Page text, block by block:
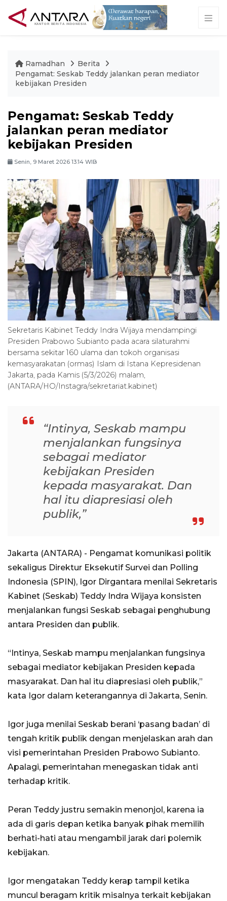
Ramadhan
Berita
Pengamat: Seskab Teddy jalankan peran mediator
kebijakan Presiden
Pengamat: Seskab Teddy
jalankan peran mediator
kebijakan Presiden
Senin, 9 Maret 2026 13:14 WIB
Sekretaris Kabinet Teddy Indra Wijaya mendampingi
Presiden Prabowo Subianto pada acara silaturahmi
bersama sekitar 160 ulama dan tokoh organisasi
kemasyarakatan (ormas) Islam di Istana Kepresidenan
Jakarta, pada Kamis (5/3/2026) malam,
(ANTARA/HO/Instagra/sekretariat.kabinet)
“Intinya, Seskab mampu
menjalankan fungsinya
sebagai mediator
kebijakan Presiden
kepada masyarakat. Dan
hal itu diapresiasi oleh
publik,”
Jakarta (ANTARA) - Pengamat komunikasi politik
sekaligus Direktur Eksekutif Survei dan Polling
Indonesia (SPIN), Igor Dirgantara menilai Sekretaris
Kabinet (Seskab) Teddy Indra Wijaya konsisten
menjalankan fungsi Seskab sebagai penghubung
antara Presiden dan publik.
“Intinya, Seskab mampu menjalankan fungsinya
sebagai mediator kebijakan Presiden kepada
masyarakat. Dan hal itu diapresiasi oleh publik,”
kata Igor dalam keterangannya di Jakarta, Senin.
Igor juga menilai Seskab berani ‘pasang badan’ di
tengah kritik publik dengan menjelaskan arah dan
visi pemerintahan Presiden Prabowo Subianto.
Apalagi, pemerintahan menegaskan tidak anti
terhadap kritik.
Peran Teddy justru semakin menonjol, karena ia
ada di garis depan ketika banyak pihak memilih
berhati-hati atau mengambil jarak dari polemik
kebijakan.
Igor mengatakan Teddy kerap tampil ketika
muncul beragam kritik misalnya terkait kebijakan